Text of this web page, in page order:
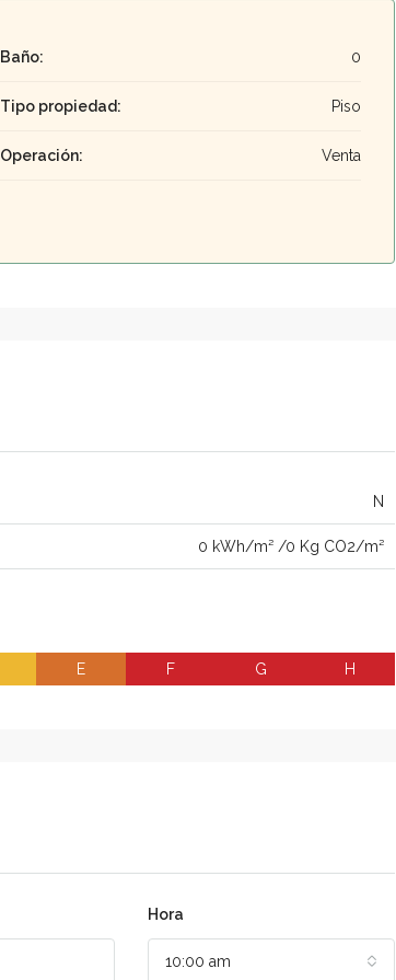
Baño: 0
Tipo propiedad: Piso
Operación: Venta
N
0 kWh/m² /0 Kg CO2/m²
E F G H
Hora
10:00 am